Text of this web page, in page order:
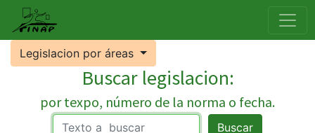
Legislacion por áreas
Buscar legislacion:
por texpo, número de la norma o fecha.
Buscar